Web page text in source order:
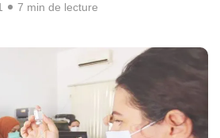
7 min de lecture